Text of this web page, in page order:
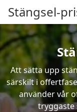
Stängsel-
Att sätta upp
särskilt i
använder vår
tryggaste